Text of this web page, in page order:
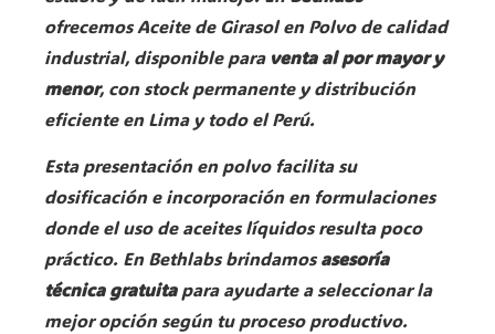
ofrecemos Aceite de Girasol en Polvo de calidad
industrial, disponible para venta al por mayor y
menor, con stock permanente y distribución
eficiente en Lima y todo el Perú.
Esta presentación en polvo facilita su
dosificación e incorporación en formulaciones
donde el uso de aceites líquidos resulta poco
práctico. En Bethlabs brindamosasesoría
técnica gratuitapara ayudarte a seleccionar la
mejor opción según tu proceso productivo.